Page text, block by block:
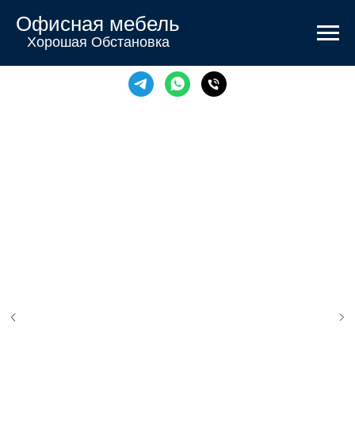
Офисная мебель
Хорошая Обстановка